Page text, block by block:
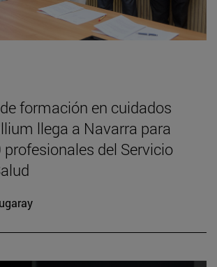
formación en cuidados
llega a Navarra para
del Servicio